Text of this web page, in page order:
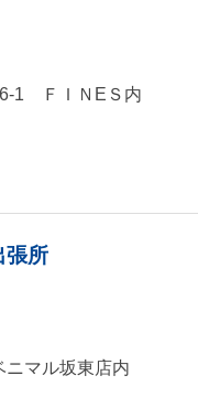
1 ＦＩＮEＳ内
張所
マル坂東店内